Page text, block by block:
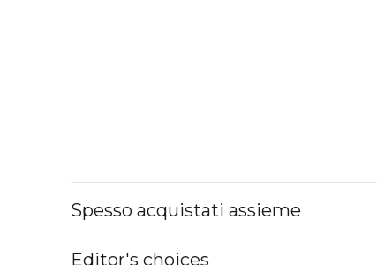
Spesso acquistati assieme
Editor's choices